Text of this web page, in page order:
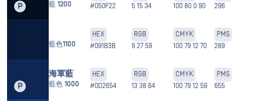
P 藍 1200
#050F22
5 15 34
100 80 0 90
296
藍色1100
HEX
#091B3B
RGB
9 27 59
CMYK
100 79 12 70
PMS
289
P
海軍藍
藍色 1000
HEX
#0D2654
RGB
13 38 64
CMYK
100 79 12 59
PMS
655